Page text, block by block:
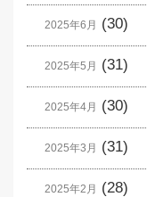
2025年6月 (30)
2025年5月 (31)
2025年4月 (30)
2025年3月 (31)
2025年2月 (28)